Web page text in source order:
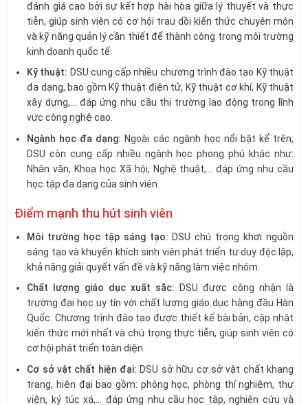
đánh giá cao bởi sự kết hợp hài hòa giữa lý thuyết và thực
tiễn, giúp sinh viên có cơ hội trau dồi kiến thức chuyên môn
và kỹ năng quản lý cần thiết để thành công trong môi trường
kinh doanh quốc tế.
Kỹ thuật: DSU cung cấp nhiều chương trình đào tạo Kỹ thuật
đa dạng, bao gồm Kỹ thuật điện tử, Kỹ thuật cơ khí, Kỹ thuật
xây dựng,… đáp ứng nhu cầu thị trường lao động trong lĩnh
vực công nghệ cao.
Ngành học đa dạng: Ngoài các ngành học nổi bật kể trên,
DSU còn cung cấp nhiều ngành học phong phú khác như:
Nhân văn, Khoa học Xã hội, Nghệ thuật,… đáp ứng nhu cầu
học tập đa dạng của sinh viên.
Điểm mạnh thu hút sinh viên
Môi trường học tập sáng tạo: DSU chú trọng khơi nguồn
sáng tạo và khuyến khích sinh viên phát triển tư duy độc lập,
khả năng giải quyết vấn đề và kỹ năng làm việc nhóm.
Chất lượng giáo dục xuất sắc: DSU được công nhận là
trường đại học uy tín với chất lượng giáo dục hàng đầu Hàn
Quốc. Chương trình đào tạo được thiết kế bài bản, cập nhật
kiến thức mới nhất và chú trọng thực tiễn, giúp sinh viên có
cơ hội phát triển toàn diện.
Cơ sở vật chất hiện đại: DSU sở hữu cơ sở vật chất khang
trang, hiện đại bao gồm: phòng học, phòng thí nghiệm, thư
viện, ký túc xá,… đáp ứng nhu cầu học tập, nghiên cứu và